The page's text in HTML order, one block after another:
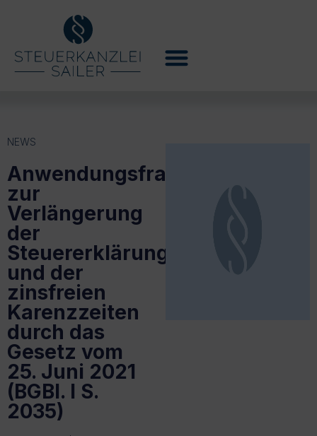
NEWS
Anwendungsfragen
zur
Verlängerung
der
Steuererklärungsfristen
und der
zinsfreien
Karenzzeiten
durch das
Gesetz vom
25. Juni 2021
(BGBl. I S.
2035)